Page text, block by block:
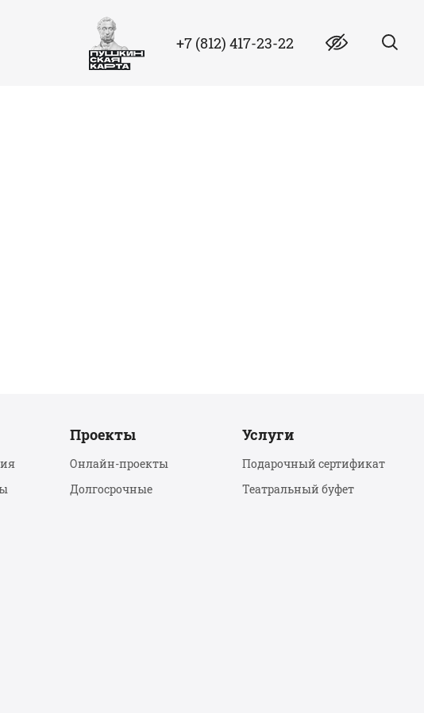
+7 (812) 417-23-22
Проекты
Онлайн-проекты
Долгосрочные
Услуги
Подарочный сертификат
Театральный буфет